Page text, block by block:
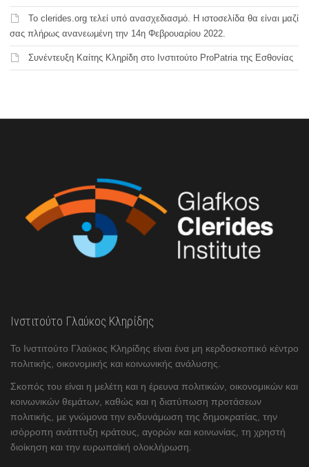
Το clerides.org τελεί υπό ανασχεδιασμό. Η ιστοσελίδα θα είναι μαζί
σας πλήρως ανανεωμένη την 14η Φεβρουαρίου 2022.
Συνέντευξη Καίτης Κληρίδη στο Ινστιτούτο ProPatria της Εσθονίας
Ινστιτούτο Γλαύκος Κληρίδης
Το Ινστιτούτο Γλαύκος Κληρίδης είναι ένα μη κερδοσκοπικό κέντρο
πολιτικής, οικονομικής και κοινωνικής ανάλυσης.
Σκοπός του είναι η μελέτη και η έρευνα πολιτικών, οικονομικών και
κοινωνικών θεμάτων, καθώς και η διατύπωση προτάσεων
πολιτικής, με γνώμονα την ενδυνάμωση της δημοκρατίας, την
ισόρροπη ανάπτυξη κράτους, αγορών και κοινωνίας, τη χρηστή
διοίκηση και την ευρωπαϊκή ολοκλήρωση.